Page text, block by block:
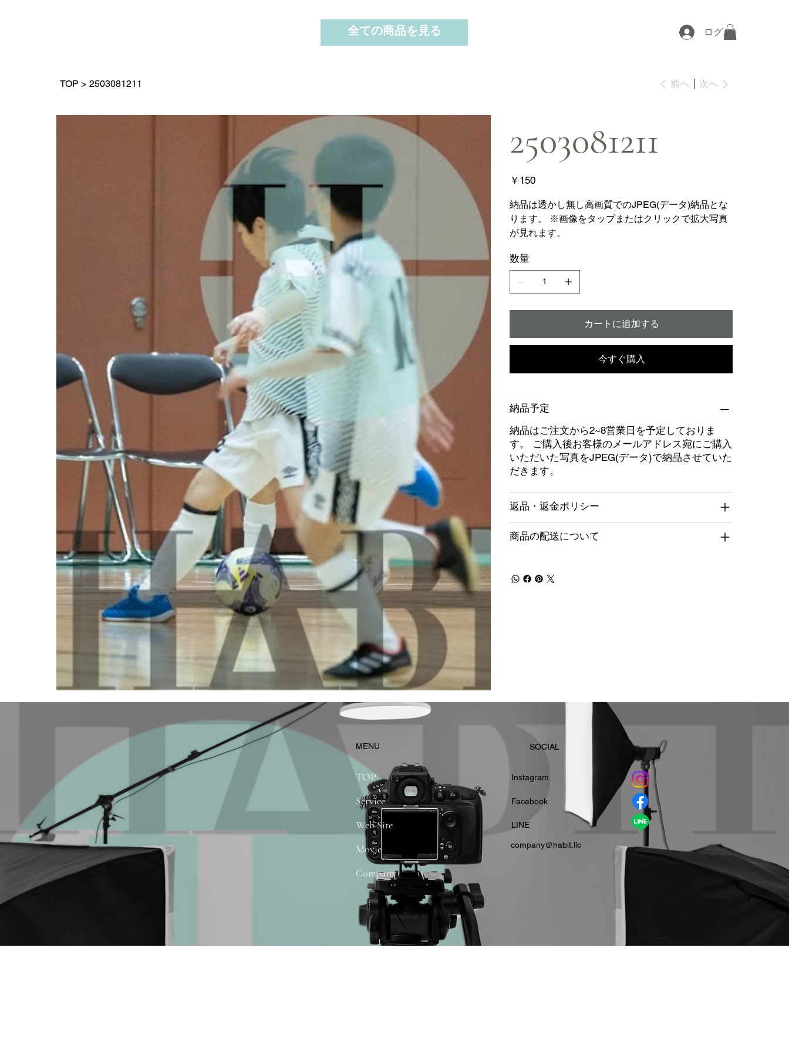
ログイン
全ての商品を見る
TOP > 2503081211 前へ 次へ
2503081211
価
格
￥150
納品は透かし無し高画質でのJPEG(データ)納品とな
ります。 ※画像をタップまたはクリックで拡大写真
が見れます。
数量
カートに追加する
今すぐ購入
納品予定
納品はご注文から2~8営業日を予定しておりま
す。 ご購入後お客様のメールアドレス宛にご購入
いただいた写真をJPEG(データ)で納品させていた
だきます。
返品・返金ポリシー
商品の配送について
​MENU
TOP
Service
Web Site
Movie
Company
​SOCIAL
Instagram
​Facebook
​LINE
company＠habit.llc